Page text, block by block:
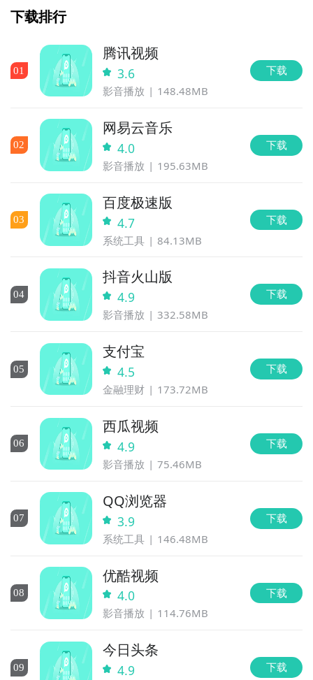
下载排行
01
腾讯视频
3.6
影音播放 148.48MB
下载
02
网易云音乐
4.0
影音播放 195.63MB
下载
03
百度极速版
4.7
系统工具 84.13MB
下载
04
抖音火山版
4.9
影音播放 332.58MB
下载
05
支付宝
4.5
金融理财 173.72MB
下载
06
西瓜视频
4.9
影音播放 75.46MB
下载
07
QQ浏览器
3.9
系统工具 146.48MB
下载
08
优酷视频
4.0
影音播放 114.76MB
下载
09
今日头条
4.9 下载